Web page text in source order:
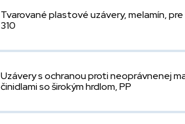
Tvarované plastové uzávery, melamín,
310
Uzávery s ochranou proti neoprávnenej
činidlami so širokým hrdlom, PP